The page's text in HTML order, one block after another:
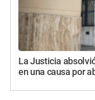
La Justicia
en una causa por